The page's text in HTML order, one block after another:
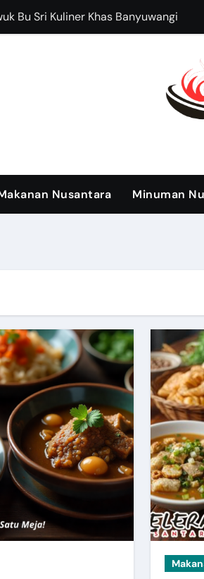
Bu Sri Kuliner Khas Banyuwangi
Nusantara Minuman